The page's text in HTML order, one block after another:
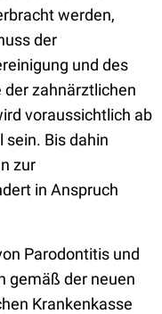
werden,
der
und des
der zahnärztlichen
voraussichtlich ab
sein. Bis dahin
zur
in Anspruch
Parodontitis und
gemäß der neuen
Krankenkasse